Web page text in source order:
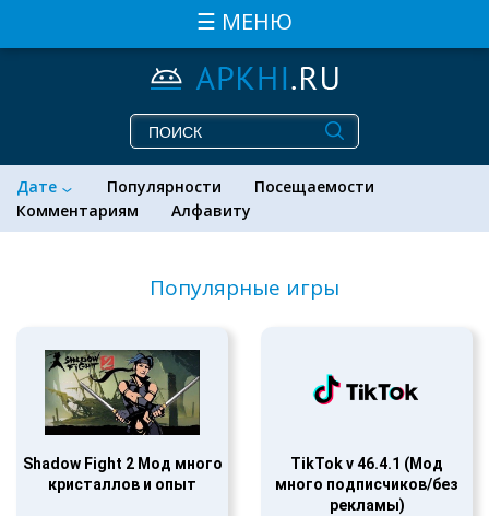
☰ МЕНЮ
Дате Популярности
Посещаемости
Комментариям
Алфавиту
Популярные игры
Shadow Fight 2 Мод много
кристаллов и опыт
TikTok v 46.4.1 (Мод
много подписчиков/без
рекламы)